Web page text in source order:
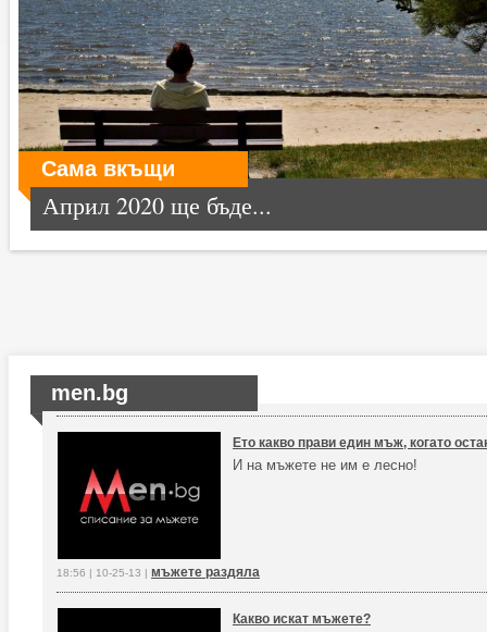
Сама вкъщи
Април 2020 ще бъде...
men.bg
Ето какво прави един мъж, когато
И на мъжете не им е лесно!
18:56 | 10-25-13 | мъжете раздяла
Какво искат мъжете?